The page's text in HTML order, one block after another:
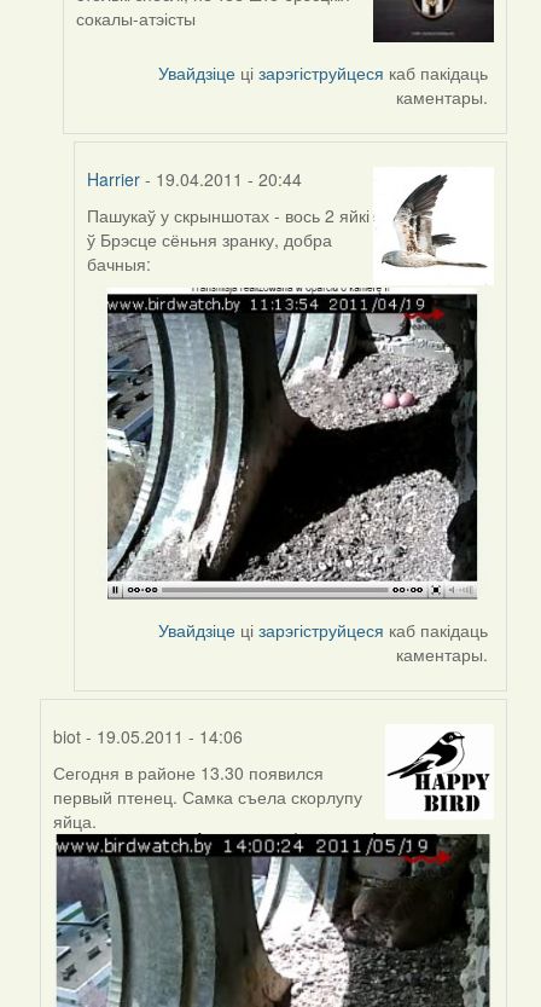
reply
to
сокалы-атэісты
Увайдзіце цізарэгіструйцеся каб пакідаць
каментары.
Harrier - 19.04.2011 - 20:44
In
reply
to
_sashok_
Пашукаў у скрыншотах - вось 2 яйкі
ў Брэсце сёньня зранку, добра
бачныя:
Увайдзіце цізарэгіструйцеся каб пакідаць
каментары.
biot - 19.05.2011 - 14:06
In
reply
to
by
Harrier
Сегодня в районе 13.30 появился
первый птенец. Самка съела скорлупу
яйца.